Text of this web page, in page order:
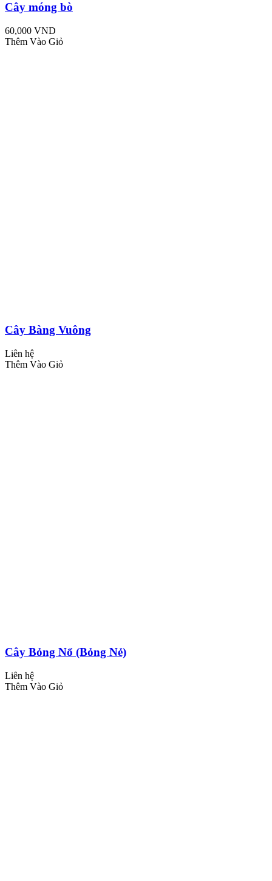
Cây móng bò
60,000 VND
Thêm Vào Giỏ
Cây Bàng Vuông
Liên hệ
Thêm Vào Giỏ
Cây Bỏng Nổ (Bỏng Nẻ)
Liên hệ
Thêm Vào Giỏ